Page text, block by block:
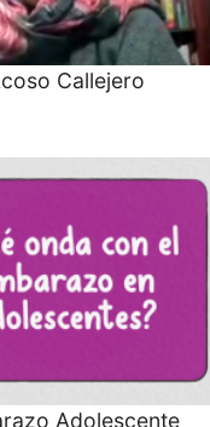
Callejero
Adolescente